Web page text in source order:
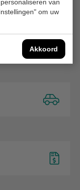
van
om uw
Akkoord